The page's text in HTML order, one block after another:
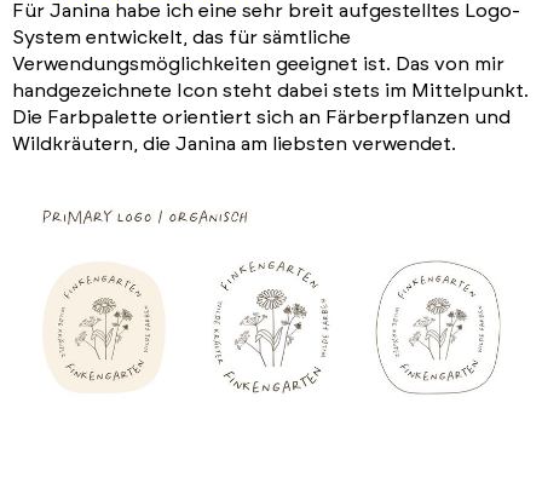
Für Janina habe ich eine sehr breit aufgestelltes Logo-
System entwickelt, das für sämtliche
Verwendungsmöglichkeiten geeignet ist. Das von mir
handgezeichnete Icon steht dabei stets im Mittelpunkt.
Die Farbpalette orientiert sich an Färberpflanzen und
Wildkräutern, die Janina am liebsten verwendet.